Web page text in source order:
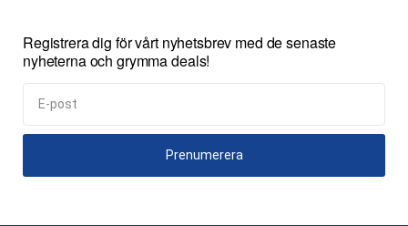
Registrera dig för vårt nyhetsbrev med de senaste
nyheterna och grymma deals!
Prenumerera